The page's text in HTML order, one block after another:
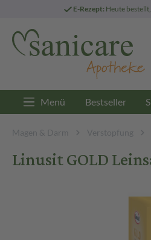
E-Rezept: Heute bestellt,
Menü Bestseller
Magen & Darm Verstopfung
Linusit GOLD